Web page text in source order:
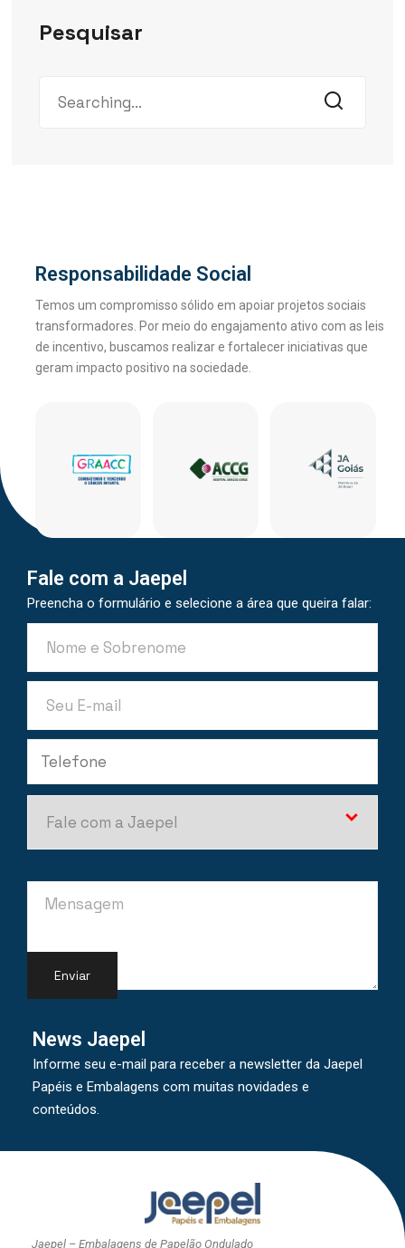
Pesquisar
Responsabilidade Social
Temos um compromisso sólido em apoiar projetos sociais
transformadores. Por meio do engajamento ativo com as leis
de incentivo, buscamos realizar e fortalecer iniciativas que
geram impacto positivo na sociedade.
Fale com a Jaepel
Preencha o formulário e selecione a área que queira falar:
News Jaepel
Informe seu e-mail para receber a newsletter da Jaepel
Papéis e Embalagens com muitas novidades e
conteúdos.
Jaepel – Embalagens de Papelão Ondulado